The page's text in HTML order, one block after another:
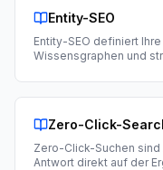
Entity-SEO
Entity-SEO definiert
Wissensgraphen und
Zero-Click-
Zero-Click-Suchen
Antwort direkt auf der